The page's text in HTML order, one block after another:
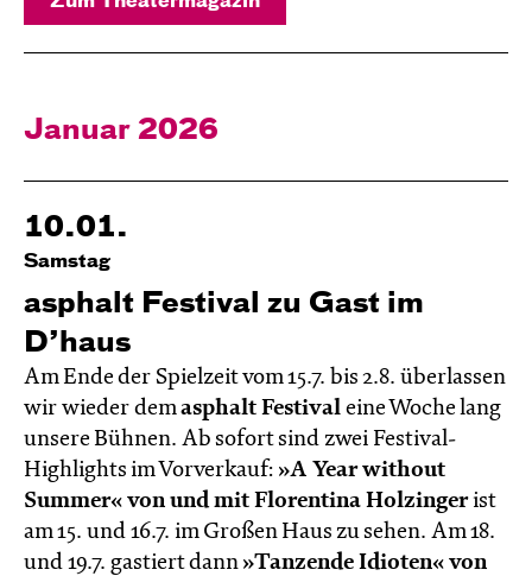
Januar 2026
10.01.
Samstag
asphalt Festival zu Gast im
D’haus
Am Ende der Spielzeit vom 15.7. bis 2.8. überlassen
wir wieder demasphalt Festival eine Woche lang
unsere Bühnen. Ab sofort sind zwei Festival-
Highlights im Vorverkauf: »A Year without
Summer« von und mit Florentina Holzingerist
am 15. und 16.7. im Großen Haus zu sehen. Am 18.
und 19.7. gastiert dann »Tanzende Idioten« von